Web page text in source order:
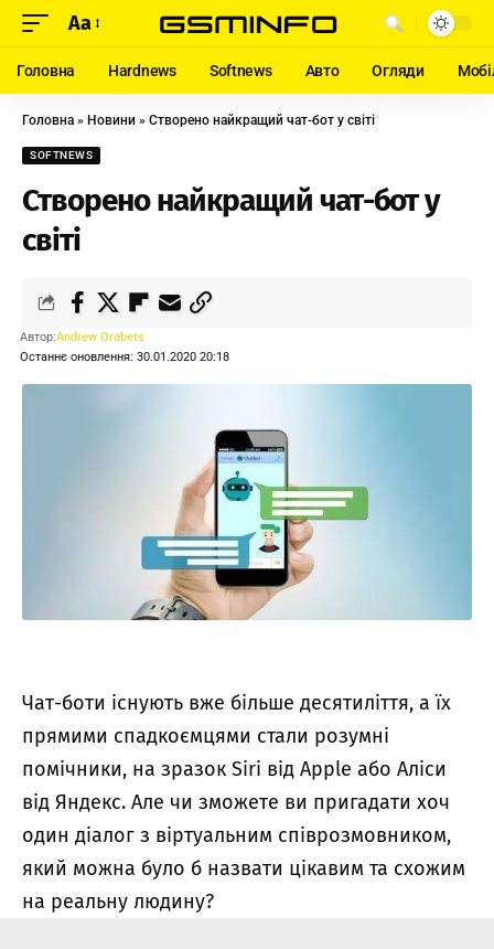
Aa
Головна Hardnews Softnews Авто Огляди
Головна » Новини » Створено найкращий чат-бот у світі
SOFTNEWS
Створено найкращий чат-бот у
світі
Останнє оновлення: 30.01.2020 20:18
Автор:Andrew Orobets
Чат-боти існують вже більше десятиліття, а їх
прямими спадкоємцями стали розумні
помічники, на зразок Siri від Apple або Аліси
від Яндекс. Але чи зможете ви пригадати хоч
один діалог з віртуальним співрозмовником,
який можна було б назвати цікавим та схожим
на реальну людину?